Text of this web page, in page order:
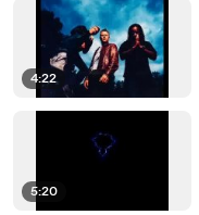
4:22
5:20